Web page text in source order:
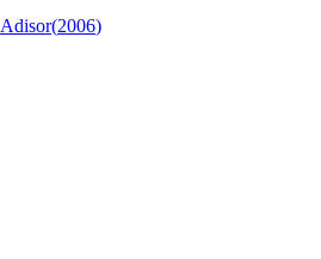
(2006)